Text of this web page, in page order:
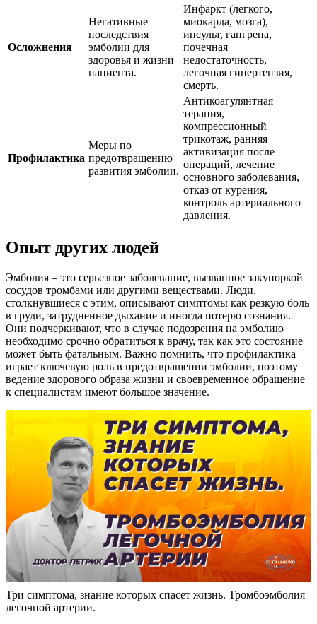
Осложнения
Негативные
последствия
эмболии для
здоровья и жизни
пациента.
Инфаркт (легкого,
миокарда, мозга),
инсульт, гангрена,
почечная
недостаточность,
легочная гипертензия,
смерть.
Профилактика
Меры по
предотвращению
развития эмболии.
Антикоагулянтная
терапия,
компрессионный
трикотаж, ранняя
активизация после
операций, лечение
основного заболевания,
отказ от курения,
контроль артериального
давления.
Опыт других людей
Эмболия – это серьезное заболевание, вызванное закупоркой
сосудов тромбами или другими веществами. Люди,
столкнувшиеся с этим, описывают симптомы как резкую боль
в груди, затрудненное дыхание и иногда потерю сознания.
Они подчеркивают, что в случае подозрения на эмболию
необходимо срочно обратиться к врачу, так как это состояние
может быть фатальным. Важно помнить, что профилактика
играет ключевую роль в предотвращении эмболии, поэтому
ведение здорового образа жизни и своевременное обращение
к специалистам имеют большое значение.
Три симптома, знание которых спасет жизнь. Тромбоэмболия
легочной артерии.